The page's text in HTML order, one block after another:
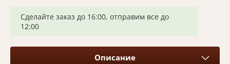
Сделайте заказ до 16:00, отправим все до
12:00
Описание